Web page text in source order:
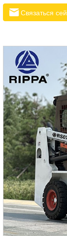
площадках, в
местах.Экономия
сократить
Связаться